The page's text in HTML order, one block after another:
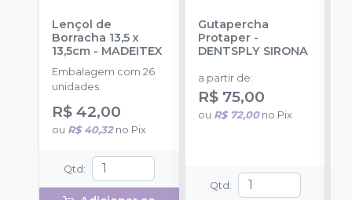
Lençol de
Borracha 13,5 x
13,5cm - MADEITEX
Embalagem com 26
unidades.
R$ 42,00
ou R$ 40,32no Pix
Qtd:
Gutapercha
Protaper-
DENTSPLY SIRONA
a partir de:
R$ 75,00
ou R$ 72,00no Pix
Qtd: